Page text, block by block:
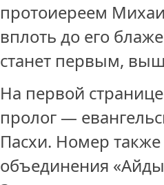
протоиереем
вплоть до его
станет первым,
На первой
пролог —
Пасхи. Номер
объединения